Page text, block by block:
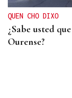
QUEN CHO DIXO
¿Sabe usted
Ourense?